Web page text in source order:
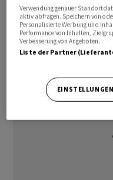
Kurs einer Währung.
/bek/he
Verwendung genauer
aktiv abfragen. Speichern von
Personalisierte Werbung und
Performance von Inhalten,
Verbesserung von Angeboten.
Liste der Partner
EINSTELLUNGEN